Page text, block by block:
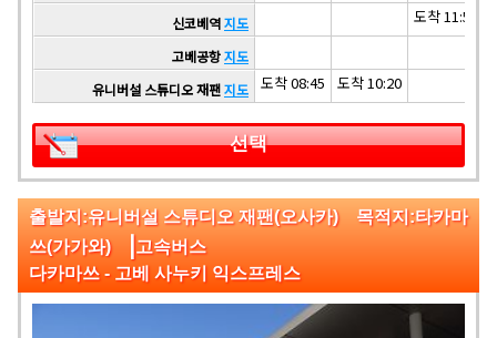
신코베역지도 도착 11:55
고베공항지도
유니버설 스튜디오 재팬지도 도착 08:45 도착 10:20
선택
출발지:유니버설 스튜디오 재팬(오사카) 목적지:타카마
쓰(가가와) |고속버스
다카마쓰 - 고베 사누키 익스프레스